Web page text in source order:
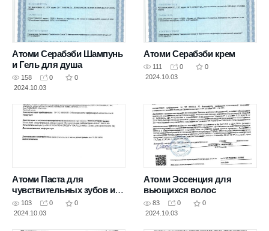
Атоми Серабэби Шампунь
и Гель для душа
158 0
0
2024.10.03
Атоми Серабэби крем
111 0
0
2024.10.03
Атоми Паста для
чувствительных зубов и
десен
103 0
0
2024.10.03
Атоми Эссенция для
вьющихся волос
83 0
0
2024.10.03